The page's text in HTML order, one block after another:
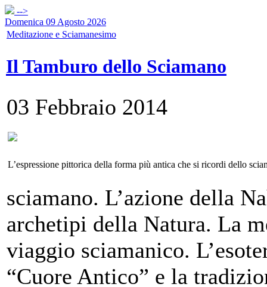
-->
Domenica 09 Agosto 2026
Meditazione e Sciamanesimo
Il Tamburo dello Sciamano
03 Febbraio 2014
L’espressione pittorica della forma più antica che si ricordi dello
sciamano. L’azione della
archetipi della Natura. La
viaggio sciamanico.
“Cuore Antico” e la